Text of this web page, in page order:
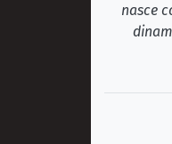
nasce